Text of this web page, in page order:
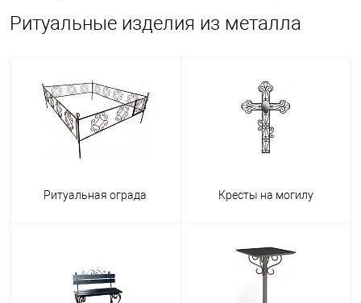
Ритуальные изделия из металла
Ритуальная ограда Кресты на могилу